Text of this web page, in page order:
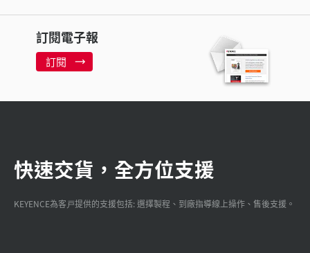
訂閱電子報
訂閱
快速交貨，全方位支援
KEYENCE為客戸提供的支援包括: 選擇製程、到廠指導線上操作、售後支援。